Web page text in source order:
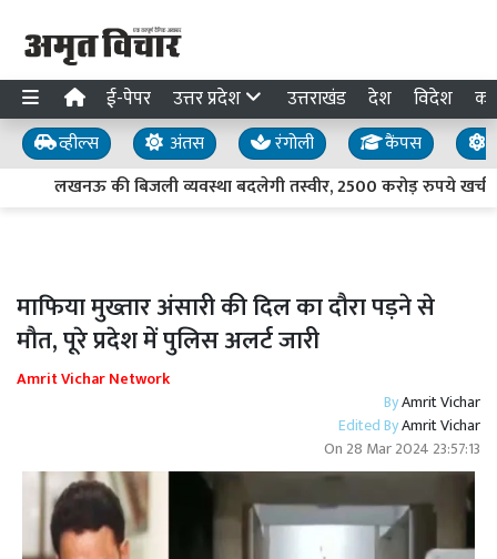
ई-पेपर उत्तर प्रदेश उत्तराखंड देश विदेश
व्हील्स अंतस रंगोली कैंपस
लखनऊ की बिजली व्यवस्था बदलेगी तस्वीर, 2500 करोड़ रुपये खर्च
माफिया मुख्तार अंसारी की दिल का दौरा पड़ने से
मौत, पूरे प्रदेश में पुलिस अलर्ट जारी
Amrit Vichar Network
ByAmrit Vichar
Edited ByAmrit Vichar
On 28 Mar 2024 23:57:13